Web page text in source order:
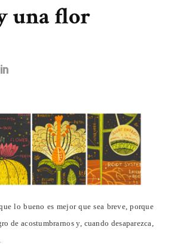
una flor
lo bueno es mejor que sea breve, porque
de acostumbrarnos y, cuando desaparezca,